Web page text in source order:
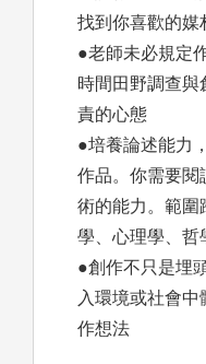
找到你喜歡的媒
●老師未必規定
時間田野調查與
責的心態
●培養論述能力
作品。你需要閱
術的能力。範圍
學、心理學、哲
●創作不只是埋
入環境或社會中
作想法